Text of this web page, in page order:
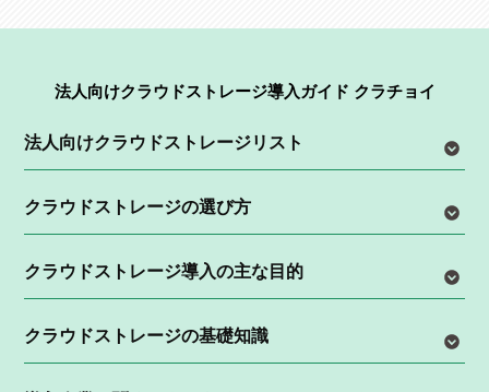
法人向けクラウドストレージ導入ガイド クラチョイ
法人向けクラウドストレージリスト
クラウドストレージの選び方
クラウドストレージ導入の主な目的
クラウドストレージの基礎知識